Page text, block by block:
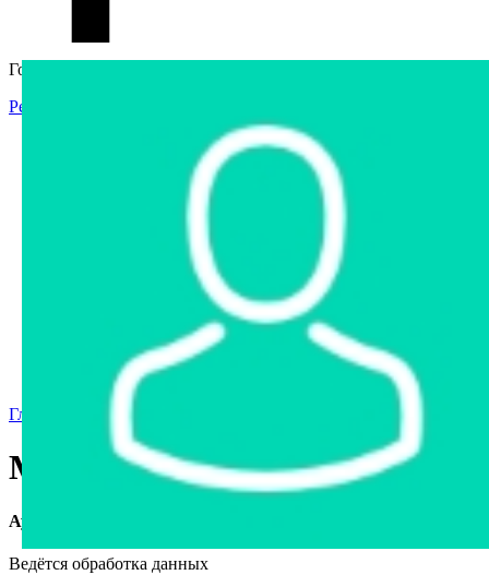
Гостевой доступ
Регистрация
Интернет-магазин
Интернет-витрина
Арестованное имущество
Реестр несостоявшихся торгов
Реестр переоценок
Государственное имущество
Главная страница
Mazda 626, 1997
Аукцион завершён
Ведётся обработка данных